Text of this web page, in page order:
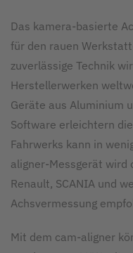
Das kamera-basierte
für den rauen
zuverlässige Technik
Herstellerwerken
Geräte aus Aluminium
Software erleichtern
Fahrwerks kann in
aligner-Messgerät wird
Renault, SCANIA und
Achsvermessung
Mit dem cam-aligner